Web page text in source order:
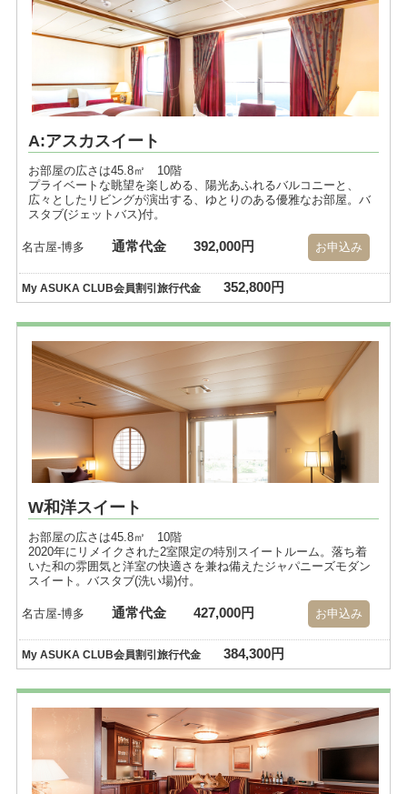
A:アスカスイート
お部屋の広さは45.8㎡ 10階
プライベートな眺望を楽しめる、陽光あふれるバルコニーと、
広々としたリビングが演出する、ゆとりのある優雅なお部屋。バ
スタブ(ジェットバス)付。
名古屋-博多 通常代金 392,000円 お申込み
My ASUKA CLUB会員割引旅行代金 352,800円
W和洋スイート
お部屋の広さは45.8㎡ 10階
2020年にリメイクされた2室限定の特別スイートルーム。落ち着
いた和の雰囲気と洋室の快適さを兼ね備えたジャパニーズモダン
スイート。バスタブ(洗い場)付。
名古屋-博多 通常代金 427,000円 お申込み
My ASUKA CLUB会員割引旅行代金 384,300円